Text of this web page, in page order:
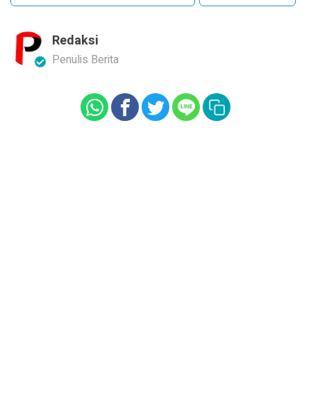
Redaksi
Penulis Berita